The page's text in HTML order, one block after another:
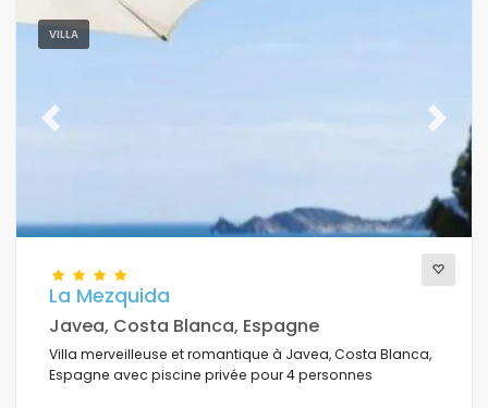
VILLA
Previous Next
La Mezquida
Javea, Costa Blanca, Espagne
Villa merveilleuse et romantique à Javea, Costa Blanca,
Espagne avec piscine privée pour 4 personnes